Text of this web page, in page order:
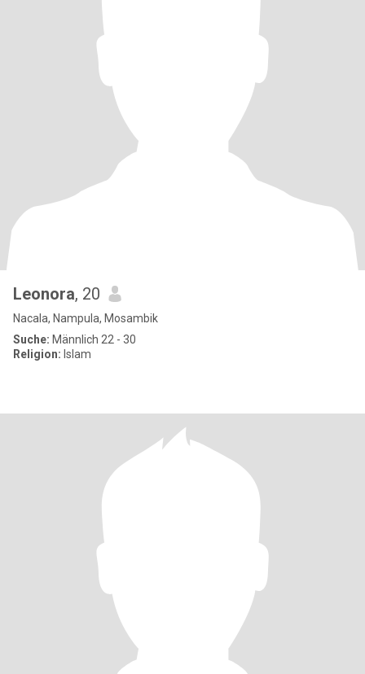
Leonora, 20
Nacala, Nampula, Mosambik
Suche: Männlich 22 - 30
Religion: Islam